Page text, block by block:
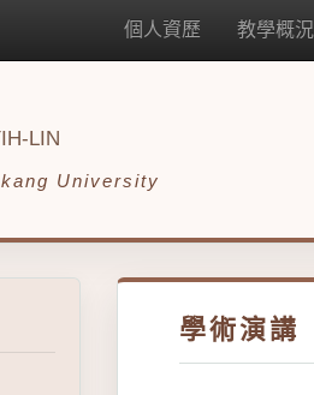
個人資歷 教學概況
LIN
University
學術演講